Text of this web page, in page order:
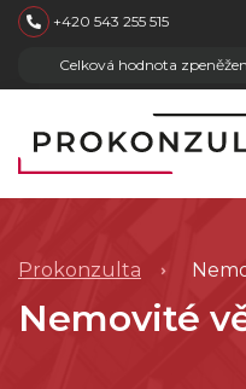
skip to main content
+420 543 255 515
Celková hodnota
Prokonzulta
Nemovité